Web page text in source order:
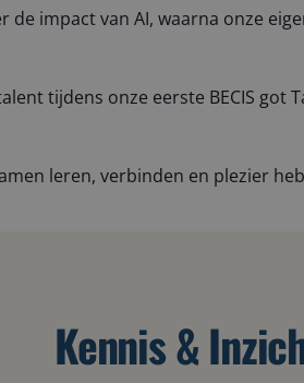
impact van AI, waarna onze
tijdens onze eerste BECIS
leren, verbinden en plezier
Kennis &